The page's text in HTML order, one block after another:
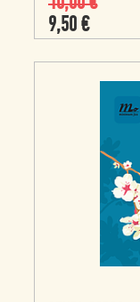
9,50 €